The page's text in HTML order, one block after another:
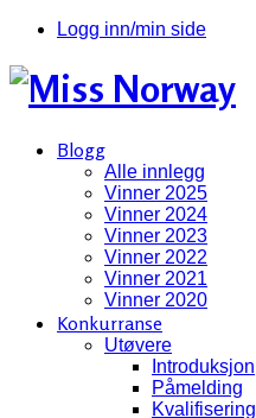
Logg inn/min side
Blogg
Alle innlegg
Vinner 2025
Vinner 2024
Vinner 2023
Vinner 2022
Vinner 2021
Vinner 2020
Konkurranse
Utøvere
Introduksjon
Påmelding
Kvalifisering